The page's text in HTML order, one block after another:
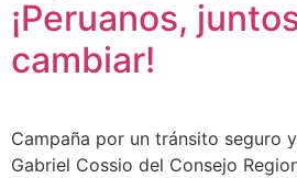
¡Peruanos,
cambiar!
Campaña por un tránsito seguro
Gabriel Cossio del Consejo